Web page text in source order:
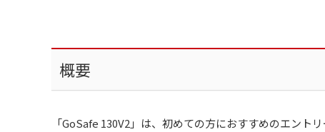
概要
「GoSafe 130V2」は、初めての方におすすめのエン